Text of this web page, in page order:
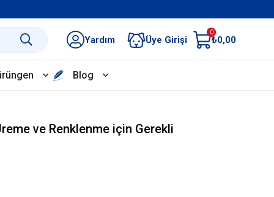
Yardım Üye Girişi
0
₺0,00
Blog
ve Renklenme için Gerekli